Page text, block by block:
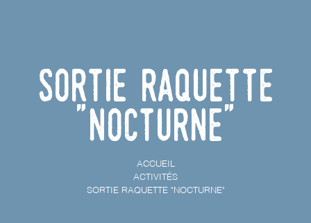
Sortie raquette
"Nocturne"
ACCUEIL
ACTIVITÉS
SORTIE RAQUETTE "NOCTURNE"